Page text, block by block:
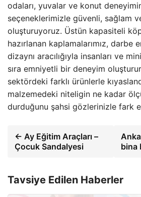
odaları, yuvalar ve konut
seçeneklerimizle güvenli, sağlam
oluşturuyoruz. Üstün kapasiteli
hazırlanan kaplamalarımız, darbe
dizaynı aracılığıyla insanları ve
sıra emniyetli bir deneyim
sektördeki farklı ürünlerle
malzemedeki niteligin ne kadar
durduğunu şahsi gözlerinizle fark
← Ay Eğitim Araçları –
Çocuk Sandalyesi
bina
Tavsiye Edilen Haberler